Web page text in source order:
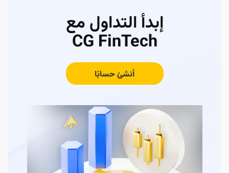
إبدأ التداول مع
CG FinTech
أنشئ حسابًا